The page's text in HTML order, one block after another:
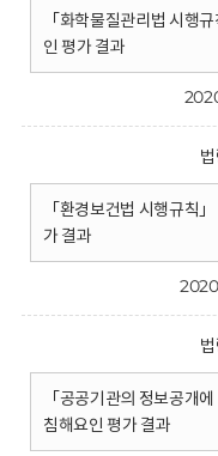
「화학물질관리법 시행
인 평가 결과
「환경보건법 시행규칙
가 결과
「공공기관의 정보공개
침해요인 평가 결과